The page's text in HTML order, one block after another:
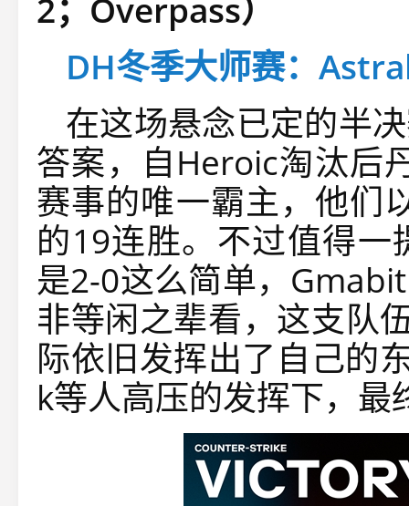
2；Overpass）
DH冬季大师赛：
在这场悬念已定的半
答案，自Heroic淘汰后
赛事的唯一霸主，他们
的19连胜。不过值得
是2-0这么简单，
非等闲之辈看，这支队
际依旧发挥出了自己的
k等人高压的发挥下，